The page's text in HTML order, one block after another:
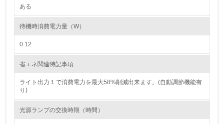
環境取り組み体制と成果を定期的に検証して次の活動に活
境対策を理解し、実践している
ある
待機時消費電力量（W）
0.12
省エネ関連特記事項
ライト出力１で消費電力を最大58%削減出来ます。(自動調節機能有
り)
光源ランプの交換時期（時間）